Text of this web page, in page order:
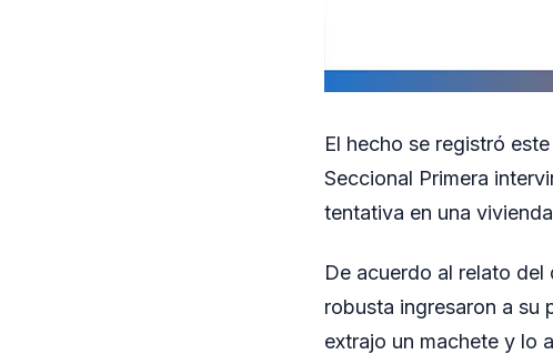
El hecho se registró
Seccional Primera
tentativa en una
De acuerdo al relato
robusta ingresaron a su
extrajo un machete y lo